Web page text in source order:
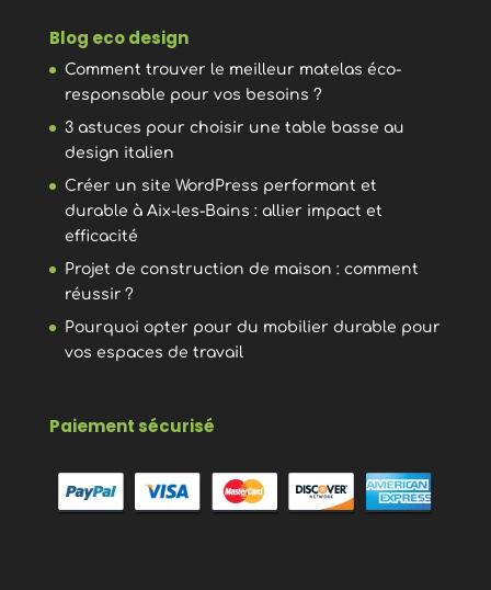
Blog eco design
Comment trouver le meilleur matelas éco-
responsable pour vos besoins ?
3 astuces pour choisir une table basse au
design italien
Créer un site WordPress performant et
durable à Aix-les-Bains : allier impact et
efficacité
Projet de construction de maison : comment
réussir ?
Pourquoi opter pour du mobilier durable pour
vos espaces de travail
Paiement sécurisé